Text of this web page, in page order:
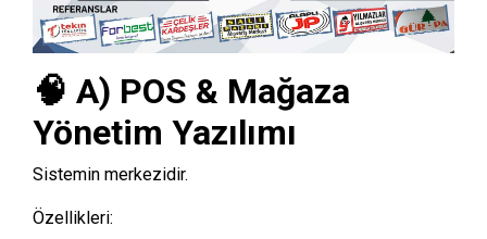
🧠 A) POS & Mağaza
Yönetim Yazılımı
Sistemin merkezidir.
Özellikleri: